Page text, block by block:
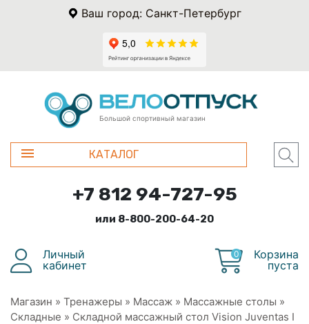
Ваш город: Санкт-Петербург
Большой спортивный магазин
КАТАЛОГ
+7 812 94-727-95
или 8-800-200-64-20
Личный
кабинет
0
Корзина
пуста
Магазин » Тренажеры » Массаж » Массажные столы »
Складные » Складной массажный стол Vision Juventas I